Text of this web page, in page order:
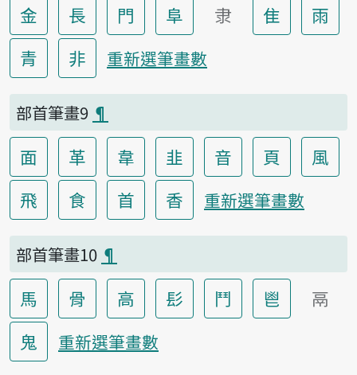
金 長 門 阜 隶 隹
雨
青
非 重新選筆畫數
部首筆畫9 ¶
面 革 韋 韭 音 頁
風
飛
食 首 香 重新選筆畫數
部首筆畫10 ¶
馬 骨 高 髟 鬥 鬯
鬲
鬼
重新選筆畫數